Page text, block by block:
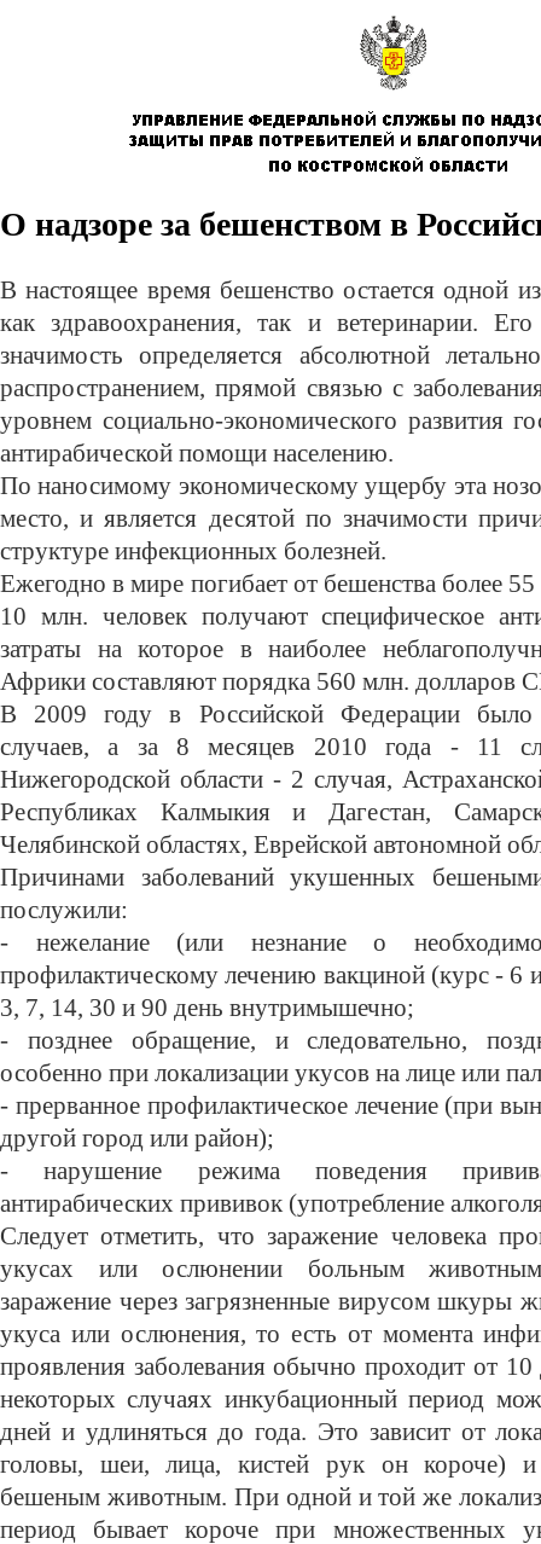
О надзоре за бешенством в
В настоящее время бешенство остается одной
как здравоохранения, так и ветеринарии. Его
значимость определяется абсолютной
распространением, прямой связью с
уровнем социально-экономического развития
антирабической помощи населению.
По наносимому экономическому ущербу эта
место, и является десятой по значимости
структуре инфекционных болезней.
Ежегодно в мире погибает от бешенства более
10 млн. человек получают специфическое
затраты на которое в наиболее
Африки составляют порядка 560 млн. долларов
В 2009 году в Российской Федерации было
случаев, а за 8 месяцев 2010 года - 11
Нижегородской области - 2 случая,
Республиках Калмыкия и Дагестан,
Челябинской областях, Еврейской автономной
Причинами заболеваний укушенных
послужили:
- нежелание (или незнание о
профилактическому лечению вакциной (курс - 6
3, 7, 14, 30 и 90 день внутримышечно;
- позднее обращение, и следовательно,
особенно при локализации укусов на лице или
- прерванное профилактическое лечение (при
другой город или район);
- нарушение режима поведения
антирабических прививок (употребление
Следует отметить, что заражение человека
укусах или ослюнении больным
заражение через загрязненные вирусом шкуры
укуса или ослюнения, то есть от момента
проявления заболевания обычно проходит от
некоторых случаях инкубационный период
дней и удлиняться до года. Это зависит от
головы, шеи, лица, кистей рук он короче)
бешеным животным. При одной и той же
период бывает короче при множественных